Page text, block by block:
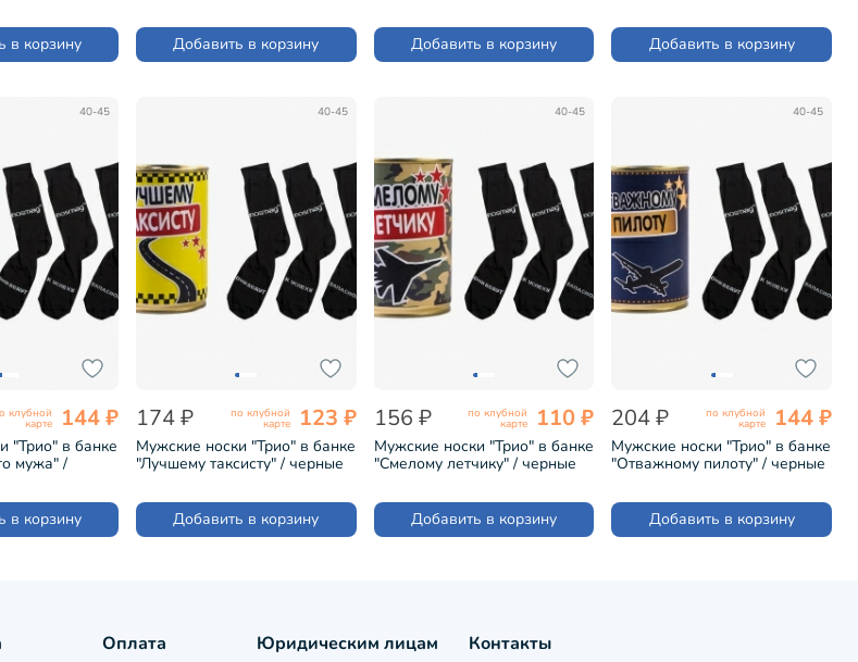
в корзину
Добавить в корзину
Добавить в корзину
Добавить в корзину
40-45
клубной
карте 144 ₽
"Трио" в банке
мужа" /
в корзину
40-45
174 ₽ по клубной
карте 123 ₽
Мужские носки "Трио" в банке
"Лучшему таксисту" / черные
Добавить в корзину
40-45
156 ₽ по клубной
карте 110 ₽
Мужские носки "Трио" в банке
"Смелому летчику" / черные
Добавить в корзину
40-45
204 ₽ по клубной
карте 144 ₽
Мужские носки "Трио" в банке
"Отважному пилоту" / черные
Добавить в корзину
Оплата Юридическим лицам Контакты